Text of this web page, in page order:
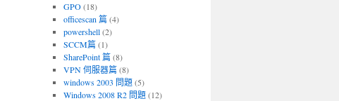
GPO(18)
officescan 篇(4)
powershell(2)
SCCM篇(1)
SharePoint 篇(8)
VPN 伺服器篇(8)
windows 2003 問題(5)
Windows 2008 R2 問題(12)